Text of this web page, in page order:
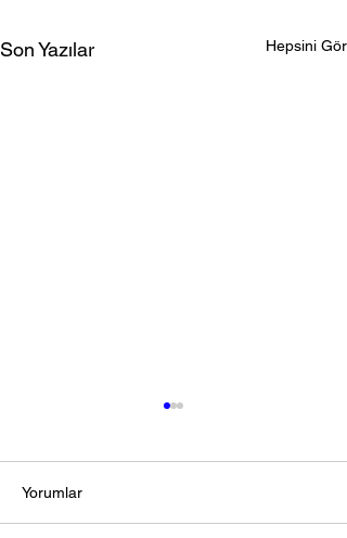
Son Yazılar Hepsini Gör
Yorumlar